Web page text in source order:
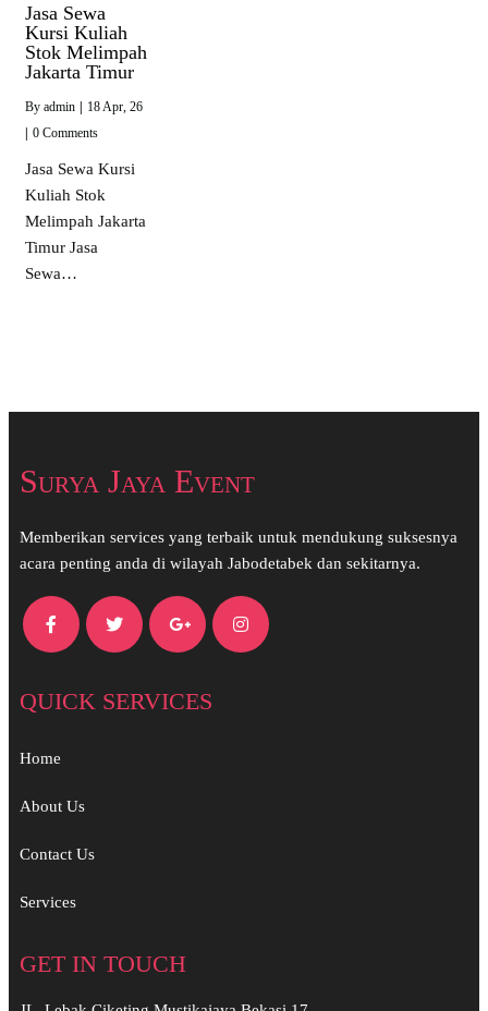
Jasa Sewa
Kursi Kuliah
Stok Melimpah
Jakarta Timur
By admin | 18 Apr, 26
| 0 Comments
Jasa Sewa Kursi
Kuliah Stok
Melimpah Jakarta
Timur Jasa
Sewa…
Surya Jaya Event
Memberikan services yang terbaik untuk mendukung suksesnya
acara penting anda di wilayah Jabodetabek dan sekitarnya.
QUICK SERVICES
Home
About Us
Contact Us
Services
GET IN TOUCH